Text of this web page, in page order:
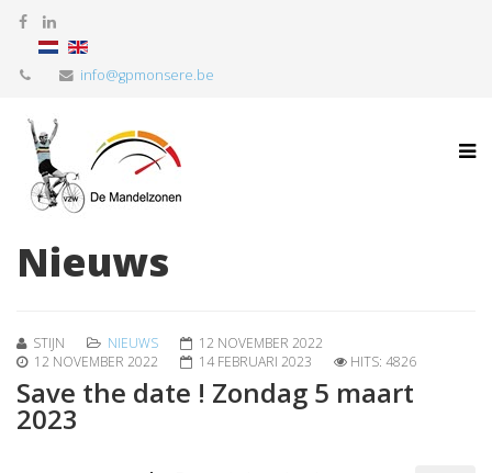
info@gpmonsere.be
Nieuws
STIJN NIEUWS
12 NOVEMBER 2022
12 NOVEMBER 2022
14 FEBRUARI 2023 HITS: 4826
Save the date ! Zondag 5 maart
2023